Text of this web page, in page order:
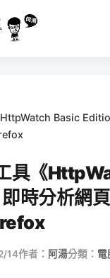
Basic
具《
時分析網
14作者： 阿湯分類： 電